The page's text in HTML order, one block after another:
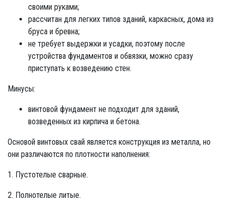
своими руками;
рассчитан для легких типов зданий, каркасных, дома из
бруса и бревна;
не требует выдержки и усадки, поэтому после
устройства фундаментов и обвязки, можно сразу
приступать к возведению стен.
Минусы:
винтовой фундамент не подходит для зданий,
возведенных из кирпича и бетона.
Основой винтовых свай является конструкция из металла, но
они различаются по плотности наполнения:
1. Пустотелые сварные.
2. Полнотелые литые.